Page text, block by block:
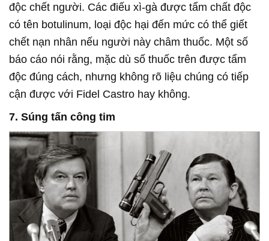
độc chết người. Các điếu xì-gà được tẩm chất độc
có tên botulinum, loại độc hại đến mức có thể giết
chết nạn nhân nếu người này châm thuốc. Một số
báo cáo nói rằng, mặc dù số thuốc trên được tẩm
độc đúng cách, nhưng không rõ liệu chúng có tiếp
cận được với Fidel Castro hay không.
7. Súng tấn công tim